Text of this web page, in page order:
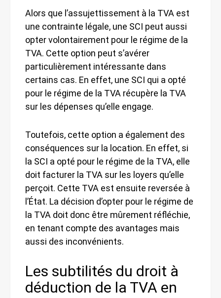
Alors que l’assujettissement à la TVA est
une contrainte légale, une SCI peut aussi
opter volontairement pour le régime de la
TVA. Cette option peut s’avérer
particulièrement intéressante dans
certains cas. En effet, une SCI qui a opté
pour le régime de la TVA récupère la TVA
sur les dépenses qu’elle engage.
Toutefois, cette option a également des
conséquences sur la location. En effet, si
la SCI a opté pour le régime de la TVA, elle
doit facturer la TVA sur les loyers qu’elle
perçoit. Cette TVA est ensuite reversée à
l’État. La décision d’opter pour le régime de
la TVA doit donc être mûrement réfléchie,
en tenant compte des avantages mais
aussi des inconvénients.
Les subtilités du droit à
déduction de la TVA en